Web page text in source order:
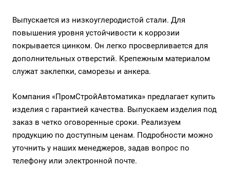
Выпускается из низкоуглеродистой стали. Для
повышения уровня устойчивости к коррозии
покрывается цинком. Он легко просверливается для
дополнительных отверстий. Крепежным материалом
служат заклепки, саморезы и анкера.
Компания «ПромСтройАвтоматика» предлагает купить
изделия с гарантией качества. Выпускаем изделия под
заказ в четко оговоренные сроки. Реализуем
продукцию по доступным ценам. Подробности можно
уточнить у наших менеджеров, задав вопрос по
телефону или электронной почте.